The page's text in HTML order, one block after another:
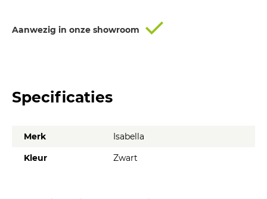
Aanwezig in onze showroom
Specificaties
Merk
Isabella
Kleur
Zwart